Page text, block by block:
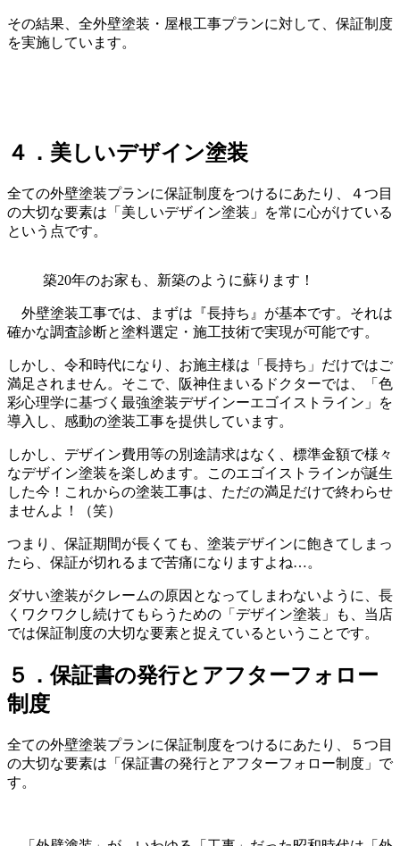
その結果、全外壁塗装・屋根工事プランに対して、保証制度
を実施しています。
４．美しいデザイン塗装
全ての外壁塗装プランに保証制度をつけるにあたり、４つ目
の大切な要素は「美しいデザイン塗装」を常に心がけている
という点です。
築20年のお家も、新築のように蘇ります！
外壁塗装工事では、まずは『長持ち』が基本です。それは
確かな調査診断と塗料選定・施工技術で実現が可能です。
しかし、令和時代になり、お施主様は「長持ち」だけではご
満足されません。そこで、阪神住まいるドクターでは、「色
彩心理学に基づく最強塗装デザインーエゴイストライン」を
導入し、感動の塗装工事を提供しています。
しかし、デザイン費用等の別途請求はなく、標準金額で様々
なデザイン塗装を楽しめます。このエゴイストラインが誕生
した今！これからの塗装工事は、ただの満足だけで終わらせ
ませんよ！（笑）
つまり、保証期間が長くても、塗装デザインに飽きてしまっ
たら、保証が切れるまで苦痛になりますよね…。
ダサい塗装がクレームの原因となってしまわないように、長
くワクワクし続けてもらうための「デザイン塗装」も、当店
では保証制度の大切な要素と捉えているということです。
５．保証書の発行とアフターフォロー
制度
全ての外壁塗装プランに保証制度をつけるにあたり、５つ目
の大切な要素は「保証書の発行とアフターフォロー制度」で
す。